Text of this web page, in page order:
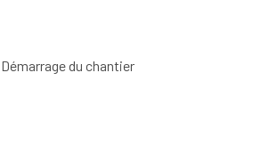
Démarrage du chantier